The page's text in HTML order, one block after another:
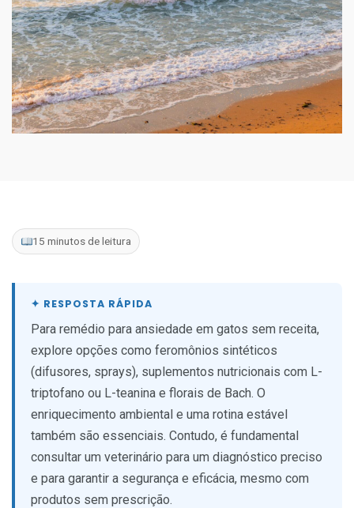
15 minutos de leitura
Para remédio para ansiedade em gatos sem receita,
explore opções como feromônios sintéticos
(difusores, sprays), suplementos nutricionais com L-
triptofano ou L-teanina e florais de Bach. O
enriquecimento ambiental e uma rotina estável
também são essenciais. Contudo, é fundamental
consultar um veterinário para um diagnóstico preciso
e para garantir a segurança e eficácia, mesmo com
produtos sem prescrição.